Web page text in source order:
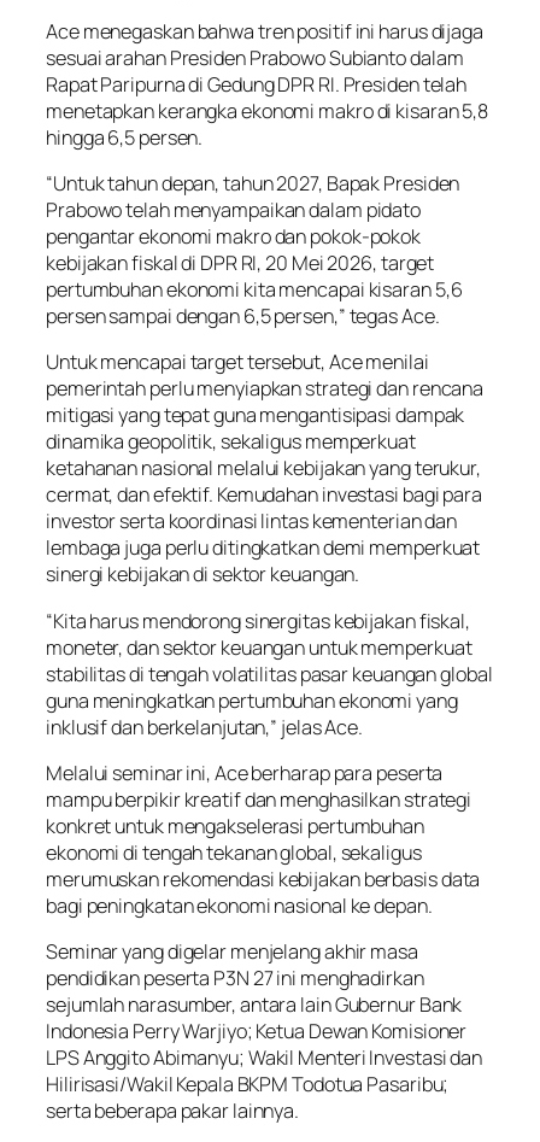
Ace menegaskan bahwa tren positif ini harus dijaga
sesuai arahan Presiden Prabowo Subianto dalam
Rapat Paripurna di Gedung DPR RI. Presiden telah
menetapkan kerangka ekonomi makro di kisaran 5,8
hingga 6,5 persen.
“Untuk tahun depan, tahun 2027, Bapak Presiden
Prabowo telah menyampaikan dalam pidato
pengantar ekonomi makro dan pokok-pokok
kebijakan fiskal di DPR RI, 20 Mei 2026, target
pertumbuhan ekonomi kita mencapai kisaran 5,6
persen sampai dengan 6,5 persen,” tegas Ace.
Untuk mencapai target tersebut, Ace menilai
pemerintah perlu menyiapkan strategi dan rencana
mitigasi yang tepat guna mengantisipasi dampak
dinamika geopolitik, sekaligus memperkuat
ketahanan nasional melalui kebijakan yang terukur,
cermat, dan efektif. Kemudahan investasi bagi para
investor serta koordinasi lintas kementerian dan
lembaga juga perlu ditingkatkan demi memperkuat
sinergi kebijakan di sektor keuangan.
“Kita harus mendorong sinergitas kebijakan fiskal,
moneter, dan sektor keuangan untuk memperkuat
stabilitas di tengah volatilitas pasar keuangan global
guna meningkatkan pertumbuhan ekonomi yang
inklusif dan berkelanjutan,” jelas Ace.
Melalui seminar ini, Ace berharap para peserta
mampu berpikir kreatif dan menghasilkan strategi
konkret untuk mengakselerasi pertumbuhan
ekonomi di tengah tekanan global, sekaligus
merumuskan rekomendasi kebijakan berbasis data
bagi peningkatan ekonomi nasional ke depan.
Seminar yang digelar menjelang akhir masa
pendidikan peserta P3N 27 ini menghadirkan
sejumlah narasumber, antara lain Gubernur Bank
Indonesia Perry Warjiyo; Ketua Dewan Komisioner
LPS Anggito Abimanyu; Wakil Menteri Investasi dan
Hilirisasi/Wakil Kepala BKPM Todotua Pasaribu;
serta beberapa pakar lainnya.